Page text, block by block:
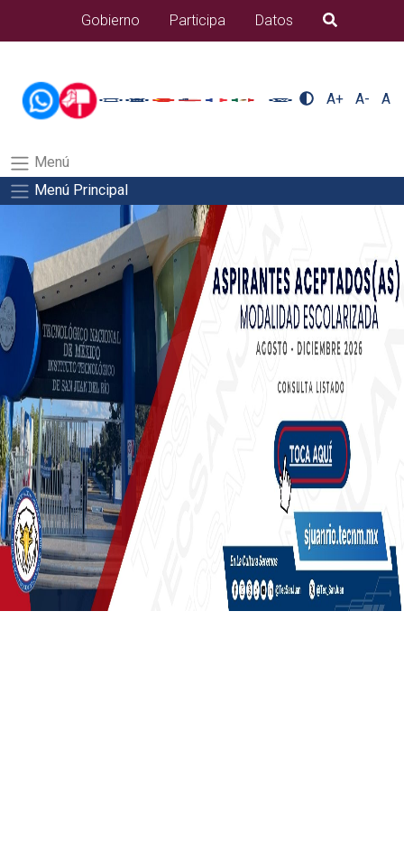
alumnos/plantilla_tecnmSalida del comando:
Gobierno Participa Datos B�squeda
A+ A- A
Menú
Menú Principal